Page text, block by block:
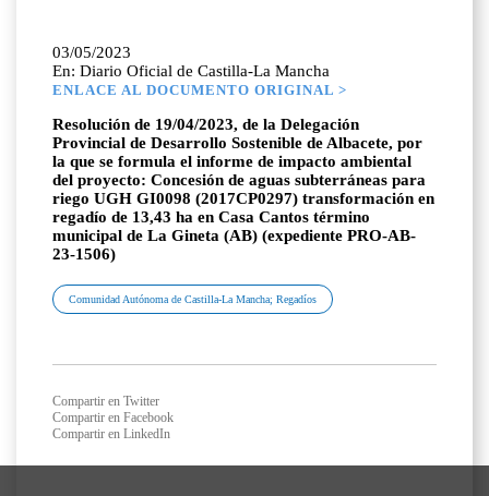
03/05/2023
En: Diario Oficial de Castilla-La Mancha
ENLACE AL DOCUMENTO ORIGINAL >
Resolución de 19/04/2023, de la Delegación
Provincial de Desarrollo Sostenible de Albacete, por
la que se formula el informe de impacto ambiental
del proyecto: Concesión de aguas subterráneas para
riego UGH GI0098 (2017CP0297) transformación en
regadío de 13,43 ha en Casa Cantos término
municipal de La Gineta (AB) (expediente PRO-AB-
23-1506)
Comunidad Autónoma de Castilla-La Mancha; Regadíos
Compartir en Twitter
Compartir en Facebook
Compartir en LinkedIn